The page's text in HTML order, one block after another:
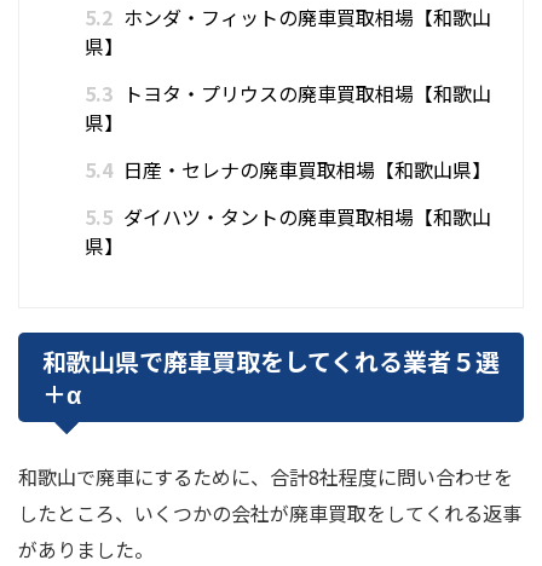
5.2 ホンダ・フィットの廃車買取相場【和歌山
県】
5.3 トヨタ・プリウスの廃車買取相場【和歌山
県】
5.4 日産・セレナの廃車買取相場【和歌山県】
5.5 ダイハツ・タントの廃車買取相場【和歌山
県】
和歌山県で廃車買取をしてくれる業者５選
＋α
和歌山で廃車にするために、合計8社程度に問い合わせを
したところ、いくつかの会社が廃車買取をしてくれる返事
がありました。